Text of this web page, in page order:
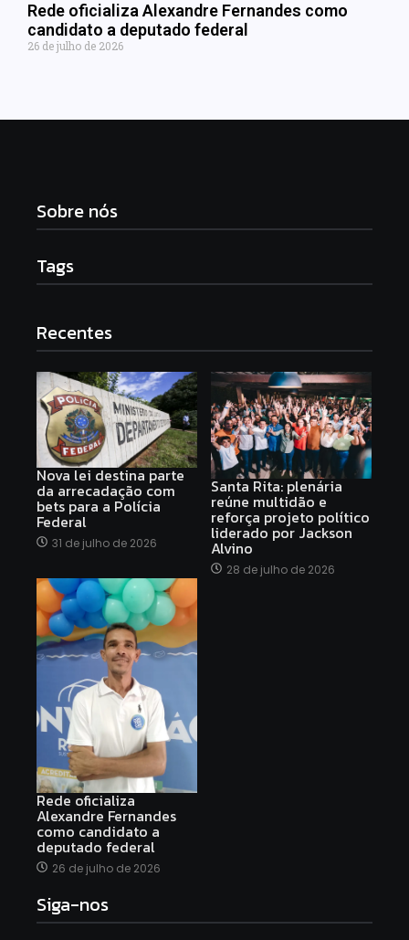
Rede oficializa Alexandre Fernandes como
candidato a deputado federal
26 de julho de 2026
Sobre nós
Tags
Recentes
Nova lei destina parte
da arrecadação com
bets para a Polícia
Federal
31 de julho de 2026
Santa Rita: plenária
reúne multidão e
reforça projeto político
liderado por Jackson
Alvino
28 de julho de 2026
Rede oficializa
Alexandre Fernandes
como candidato a
deputado federal
26 de julho de 2026
Siga-nos